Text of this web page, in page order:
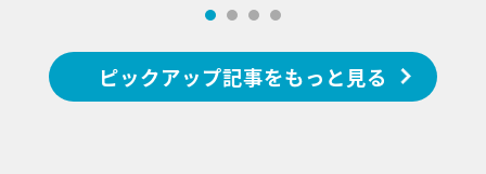
ピックアップ記事をもっと見る